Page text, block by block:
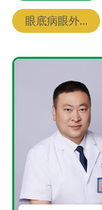
眼底病眼外...